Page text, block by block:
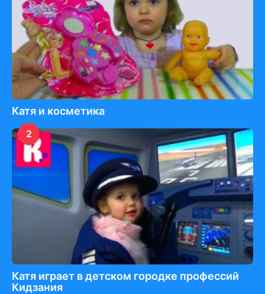
Катя и косметика
2
Катя играет в детском городке профессий
Кидзания